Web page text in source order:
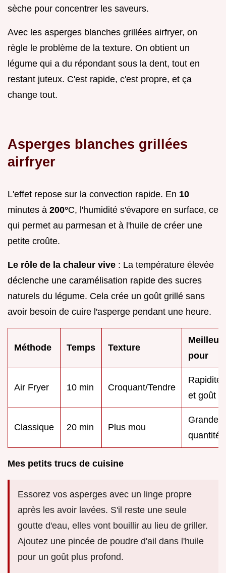
sèche pour concentrer les saveurs.
Avec les asperges blanches grillées airfryer, on
règle le problème de la texture. On obtient un
légume qui a du répondant sous la dent, tout en
restant juteux. C'est rapide, c'est propre, et ça
change tout.
Asperges blanches grillées
airfryer
L'effet repose sur la convection rapide. En 10
minutes à 200°C, l'humidité s'évapore en surface, ce
qui permet au parmesan et à l'huile de créer une
petite croûte.
Le rôle de la chaleur vive : La température élevée
déclenche une caramélisation rapide des sucres
naturels du légume. Cela crée un goût grillé sans
avoir besoin de cuire l'asperge pendant une heure.
Méthode Temps Texture
Meilleur
pour
Air Fryer 10 min Croquant/Tendre
Rapidité
et goût
Classique 20 min Plus mou
Grandes
quantités
Mes petits trucs de cuisine
Essorez vos asperges avec un linge propre
après les avoir lavées. S'il reste une seule
goutte d'eau, elles vont bouillir au lieu de griller.
Ajoutez une pincée de poudre d'ail dans l'huile
pour un goût plus profond.